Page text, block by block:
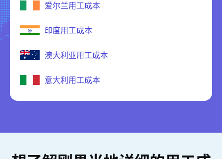
爱尔兰用工成本
印度用工成本
澳大利亚用工成本
意大利用工成本